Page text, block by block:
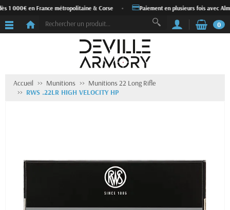
1 000€ en France métropolitaine & Corse Paiement en plusieurs fois avec
0
Accueil Munitions
Munitions 22 Long Rifle
RWS .22LR HIGH VELOCITY HP